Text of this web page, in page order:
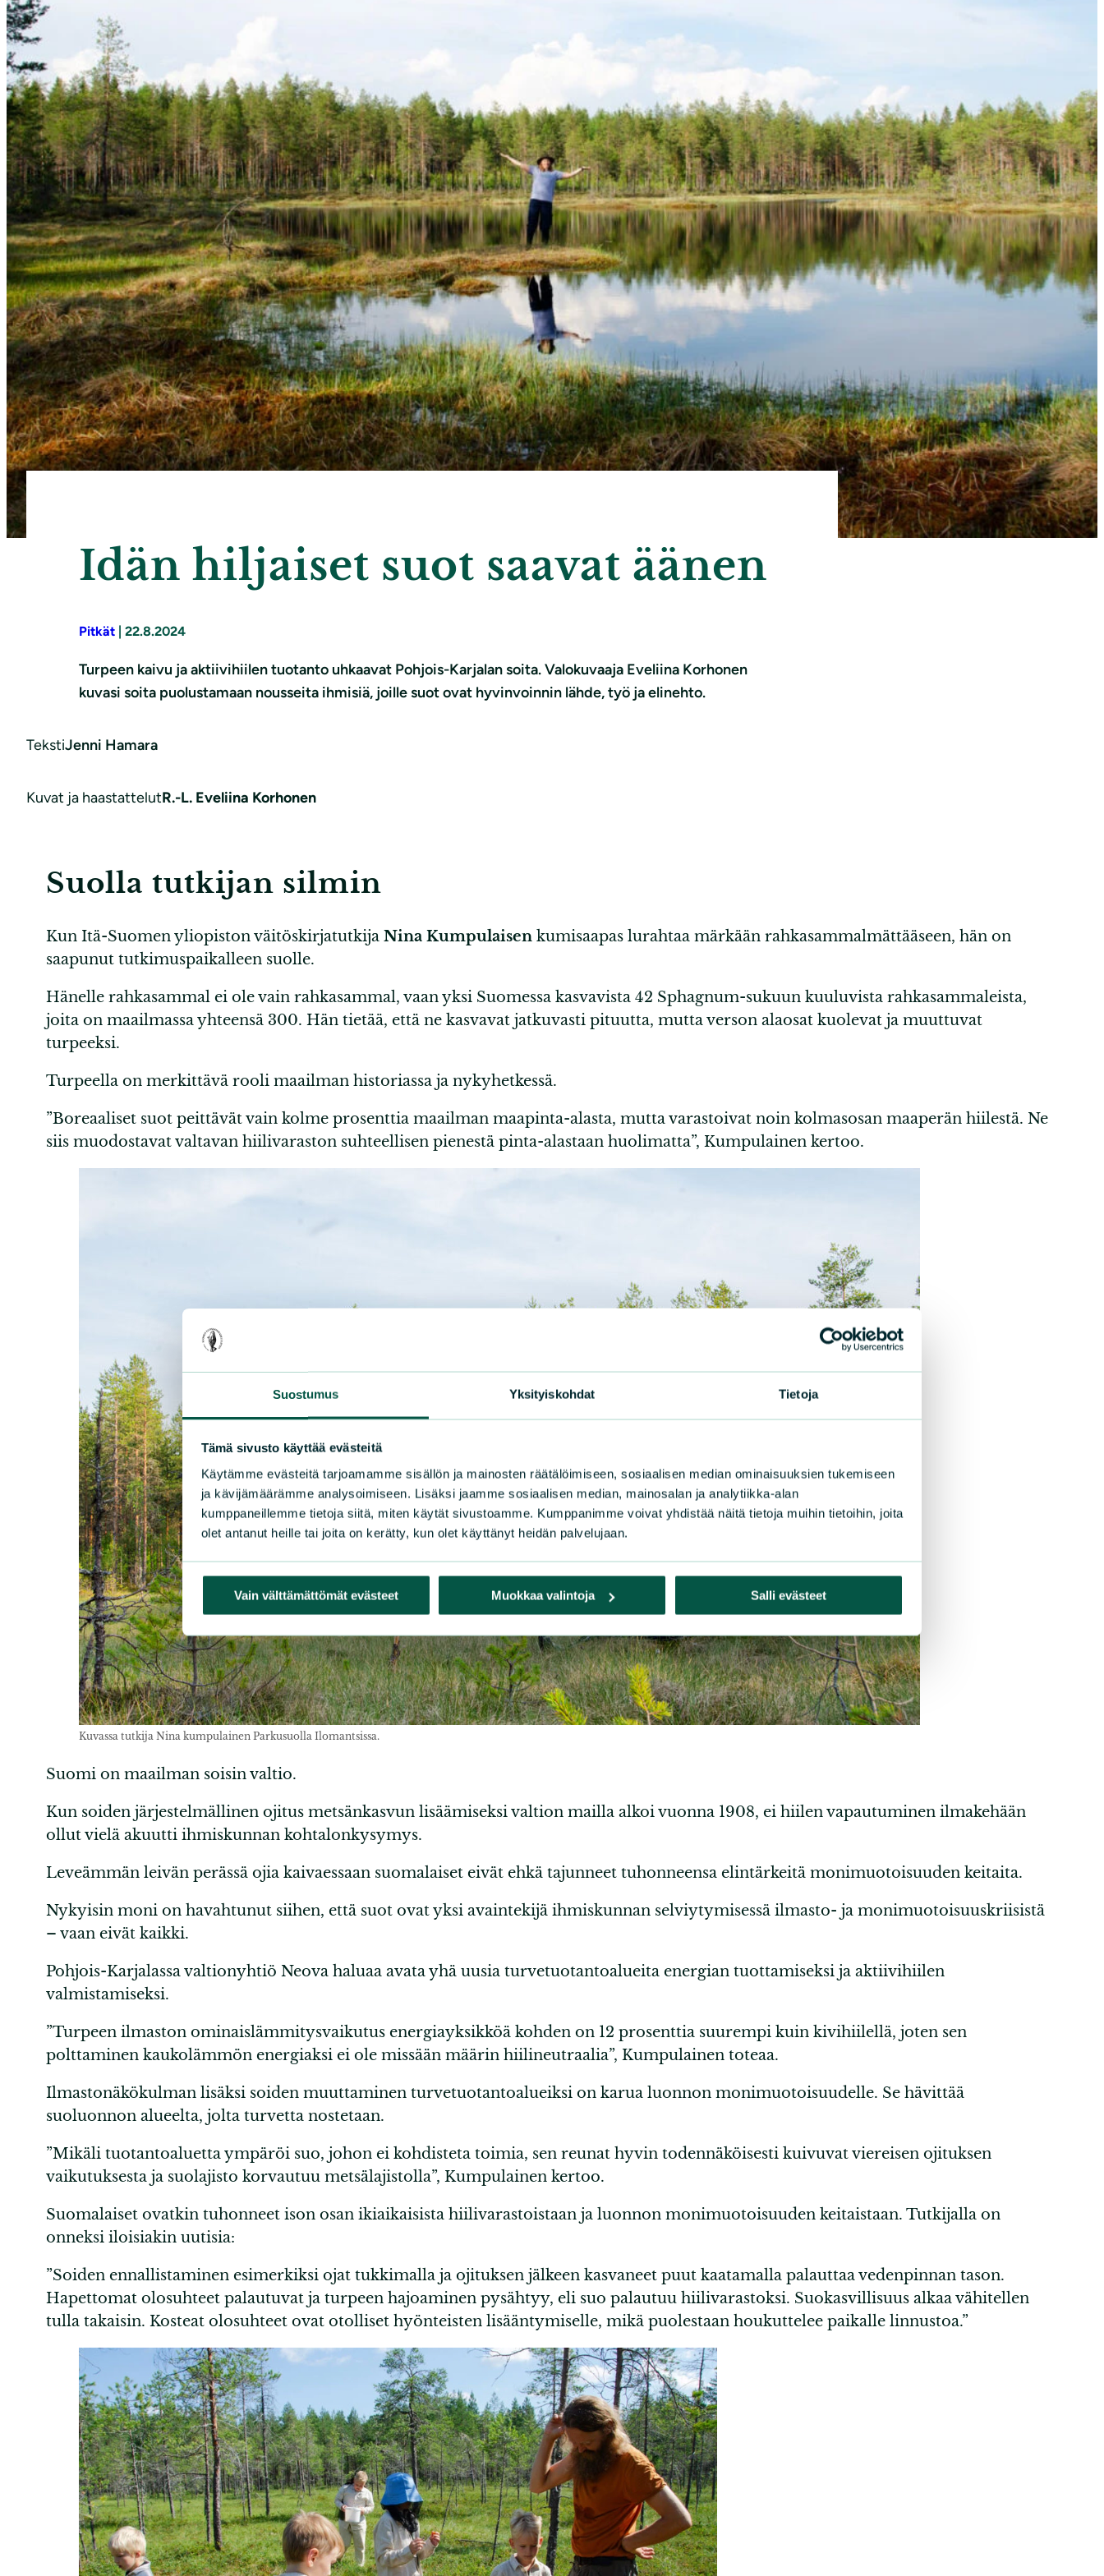
Suostumus Yksityiskohdat Tietoja
Tämä sivusto käyttää evästeitä
Käytämme evästeitä tarjoamamme sisällön ja mainosten räätälöimiseen, sosiaalisen median ominaisuuksien tukemiseen
ja kävijämäärämme analysoimiseen. Lisäksi jaamme sosiaalisen median, mainosalan ja analytiikka-alan
kumppaneillemme tietoja siitä, miten käytät sivustoamme. Kumppanimme voivat yhdistää näitä tietoja muihin tietoihin, joita
olet antanut heille tai joita on kerätty, kun olet käyttänyt heidän palvelujaan.
Vain välttämättömät evästeet Muokkaa valintoja Salli evästeet
Idän hiljaiset suot saavat äänen
Pitkät 22.8.2024
Turpeen kaivu ja aktiivihiilen tuotanto uhkaavat Pohjois-Karjalan soita. Valokuvaaja Eveliina Korhonen
kuvasi soita puolustamaan nousseita ihmisiä, joille suot ovat hyvinvoinnin lähde, työ ja elinehto.
TekstiJenni Hamara
Kuvat ja haastattelutR.-L. Eveliina Korhonen
Suolla tutkijan silmin
Kun Itä-Suomen yliopiston väitöskirjatutkija Nina Kumpulaisen kumisaapas lurahtaa märkään rahkasammalmättääseen, hän on
saapunut tutkimuspaikalleen suolle.
Hänelle rahkasammal ei ole vain rahkasammal, vaan yksi Suomessa kasvavista 42 Sphagnum-sukuun kuuluvista rahkasammaleista,
joita on maailmassa yhteensä 300. Hän tietää, että ne kasvavat jatkuvasti pituutta, mutta verson alaosat kuolevat ja muuttuvat
turpeeksi.
Turpeella on merkittävä rooli maailman historiassa ja nykyhetkessä.
”Boreaaliset suot peittävät vain kolme prosenttia maailman maapinta-alasta, mutta varastoivat noin kolmasosan maaperän hiilestä. Ne
siis muodostavat valtavan hiilivaraston suhteellisen pienestä pinta-alastaan huolimatta”, Kumpulainen kertoo.
Kuvassa tutkija Nina kumpulainen Parkusuolla Ilomantsissa.
Suomi on maailman soisin valtio.
Kun soiden järjestelmällinen ojitus metsänkasvun lisäämiseksi valtion mailla alkoi vuonna 1908, ei hiilen vapautuminen ilmakehään
ollut vielä akuutti ihmiskunnan kohtalonkysymys.
Leveämmän leivän perässä ojia kaivaessaan suomalaiset eivät ehkä tajunneet tuhonneensa elintärkeitä monimuotoisuuden keitaita.
Nykyisin moni on havahtunut siihen, että suot ovat yksi avaintekijä ihmiskunnan selviytymisessä ilmasto- ja monimuotoisuuskriisistä
– vaan eivät kaikki.
Pohjois-Karjalassa valtionyhtiö Neova haluaa avata yhä uusia turvetuotantoalueita energian tuottamiseksi ja aktiivihiilen
valmistamiseksi.
”Turpeen ilmaston ominaislämmitysvaikutus energiayksikköä kohden on 12 prosenttia suurempi kuin kivihiilellä, joten sen
polttaminen kaukolämmön energiaksi ei ole missään määrin hiilineutraalia”, Kumpulainen toteaa.
Ilmastonäkökulman lisäksi soiden muuttaminen turvetuotantoalueiksi on karua luonnon monimuotoisuudelle. Se hävittää
suoluonnon alueelta, jolta turvetta nostetaan.
”Mikäli tuotantoaluetta ympäröi suo, johon ei kohdisteta toimia, sen reunat hyvin todennäköisesti kuivuvat viereisen ojituksen
vaikutuksesta ja suolajisto korvautuu metsälajistolla”, Kumpulainen kertoo.
Suomalaiset ovatkin tuhonneet ison osan ikiaikaisista hiilivarastoistaan ja luonnon monimuotoisuuden keitaistaan. Tutkijalla on
onneksi iloisiakin uutisia:
”Soiden ennallistaminen esimerkiksi ojat tukkimalla ja ojituksen jälkeen kasvaneet puut kaatamalla palauttaa vedenpinnan tason.
Hapettomat olosuhteet palautuvat ja turpeen hajoaminen pysähtyy, eli suo palautuu hiilivarastoksi. Suokasvillisuus alkaa vähitellen
tulla takaisin. Kosteat olosuhteet ovat otolliset hyönteisten lisääntymiselle, mikä puolestaan houkuttelee paikalle linnustoa.”